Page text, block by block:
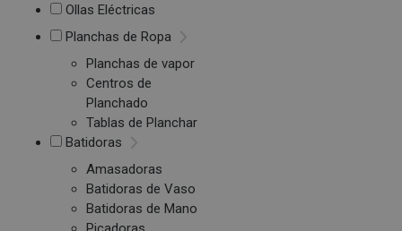
Ollas Eléctricas
Planchas de Ropa
Planchas de vapor
Centros de
Planchado
Tablas de Planchar
Batidoras
Amasadoras
Batidoras de Vaso
Batidoras de Mano